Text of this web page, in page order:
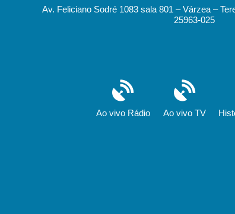
Av. Feliciano Sodré 1083 sala 801 – Várzea –
25963-025
Ao vivo Rádio Ao vivo TV